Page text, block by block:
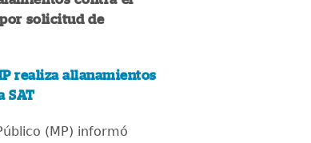
solicitud de
realiza allanamientos
SAT
(MP) informó